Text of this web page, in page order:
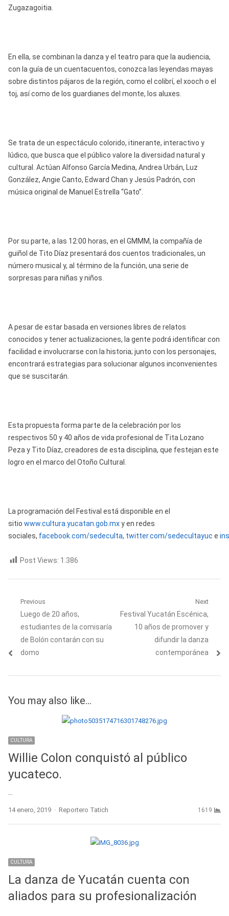
Zugazagoitia.
En ella, se combinan la danza y el teatro para que la audiencia,
con la guía de un cuentacuentos, conozca las leyendas mayas
sobre distintos pájaros de la región, como el colibrí, el xooch o el
toj, así como de los guardianes del monte, los aluxes.
Se trata de un espectáculo colorido, itinerante, interactivo y
lúdico, que busca que el público valore la diversidad natural y
cultural. Actúan Alfonso García Medina, Andrea Urbán, Luz
González, Angie Canto, Edward Chan y Jesús Padrón, con
música original de Manuel Estrella “Gato”.
Por su parte, a las 12:00 horas, en el GMMM, la compañía de
guiñol de Tito Díaz presentará dos cuentos tradicionales, un
número musical y, al término de la función, una serie de
sorpresas para niñas y niños.
A pesar de estar basada en versiones libres de relatos
conocidos y tener actualizaciones, la gente podrá identificar con
facilidad e involucrarse con la historia; junto con los personajes,
encontrará estrategias para solucionar algunos inconvenientes
que se suscitarán.
Esta propuesta forma parte de la celebración por los
respectivos 50 y 40 años de vida profesional de Tita Lozano
Peza y Tito Díaz, creadores de esta disciplina, que festejan este
logro en el marco del Otoño Cultural.
La programación del Festival está disponible en el
sitio www.cultura.yucatan.gob.mxy en redes
sociales, facebook.com/sedeculta, twitter.com/sedecultayuc e
Post Views: 1.386
Navegación
de
entradas
Previous
Previous
post:
Luego de 20 años,
estudiantes de la comisaría
de Bolón contarán con su
domo
Next
Next
post:
Festival Yucatán Escénica,
10 años de promover y
difundir la danza
contemporánea
You may also like...
CULTURA
Willie Colon conquistó al público
yucateco.
14 enero, 2019 Author
Reportero Tatich 1619
CULTURA
La danza de Yucatán cuenta con
aliados para su profesionalización